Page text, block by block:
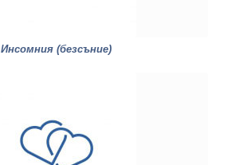
Инсомния (безсъние)